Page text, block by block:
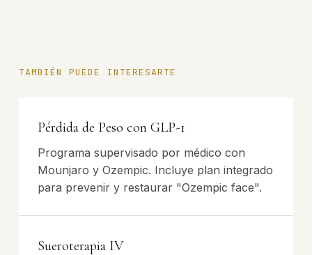
TAMBIÉN PUEDE INTERESARTE
Pérdida de Peso con GLP-1
Programa supervisado por médico con
Mounjaro y Ozempic. Incluye plan integrado
para prevenir y restaurar "Ozempic face".
Sueroterapia IV